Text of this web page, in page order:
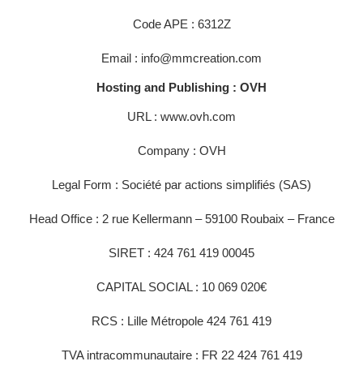
Code APE : 6312Z
Email : info@mmcreation.com
Hosting and Publishing : OVH
URL : www.ovh.com
Company : OVH
Legal Form : Société par actions simplifiés (SAS)
Head Office : 2 rue Kellermann – 59100 Roubaix – France
SIRET : 424 761 419 00045
CAPITAL SOCIAL : 10 069 020€
RCS : Lille Métropole 424 761 419
TVA intracommunautaire : FR 22 424 761 419